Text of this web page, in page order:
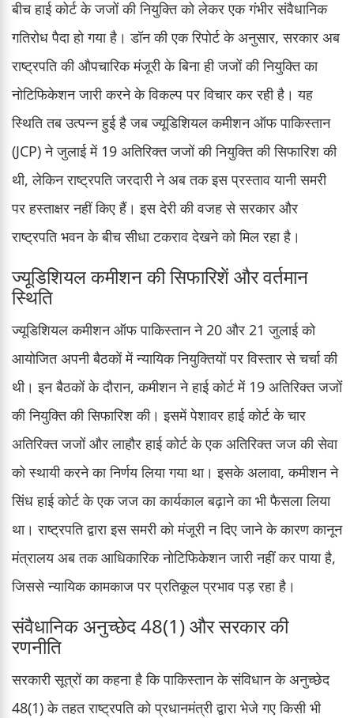
बीच हाई कोर्ट के जजों की नियुक्ति को लेकर एक गंभीर संवैधानिक
गतिरोध पैदा हो गया है। डॉन की एक रिपोर्ट के अनुसार, सरकार अब
राष्ट्रपति की औपचारिक मंजूरी के बिना ही जजों की नियुक्ति का
नोटिफिकेशन जारी करने के विकल्प पर विचार कर रही है। यह
स्थिति तब उत्पन्न हुई है जब ज्यूडिशियल कमीशन ऑफ पाकिस्तान
(JCP) ने जुलाई में 19 अतिरिक्त जजों की नियुक्ति की सिफारिश की
थी, लेकिन राष्ट्रपति जरदारी ने अब तक इस प्रस्ताव यानी समरी
पर हस्ताक्षर नहीं किए हैं। इस देरी की वजह से सरकार और
राष्ट्रपति भवन के बीच सीधा टकराव देखने को मिल रहा है।
ज्यूडिशियल कमीशन की सिफारिशें और वर्तमान
स्थिति
ज्यूडिशियल कमीशन ऑफ पाकिस्तान ने 20 और 21 जुलाई को
आयोजित अपनी बैठकों में न्यायिक नियुक्तियों पर विस्तार से चर्चा की
थी। इन बैठकों के दौरान, कमीशन ने हाई कोर्ट में 19 अतिरिक्त जजों
की नियुक्ति की सिफारिश की। इसमें पेशावर हाई कोर्ट के चार
अतिरिक्त जजों और लाहौर हाई कोर्ट के एक अतिरिक्त जज की सेवा
को स्थायी करने का निर्णय लिया गया था। इसके अलावा, कमीशन ने
सिंध हाई कोर्ट के एक जज का कार्यकाल बढ़ाने का भी फैसला लिया
था। राष्ट्रपति द्वारा इस समरी को मंजूरी न दिए जाने के कारण कानून
मंत्रालय अब तक आधिकारिक नोटिफिकेशन जारी नहीं कर पाया है,
जिससे न्यायिक कामकाज पर प्रतिकूल प्रभाव पड़ रहा है।
संवैधानिक अनुच्छेद 48(1) और सरकार की
रणनीति
सरकारी सूत्रों का कहना है कि पाकिस्तान के संविधान के अनुच्छेद
48(1) के तहत राष्ट्रपति को प्रधानमंत्री द्वारा भेजे गए किसी भी